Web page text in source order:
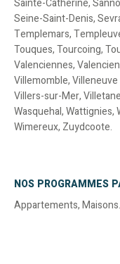
Sainte-Catherine,
Seine-Saint-Denis,
Templemars,
Touques,Tourcoing,
Valenciennes,
Villemomble,
Villers-sur-Mer,
Wasquehal,Wattignies,
Wimereux, Zuydcoote.
NOS PROGRAMMES
Appartements,Maisons.